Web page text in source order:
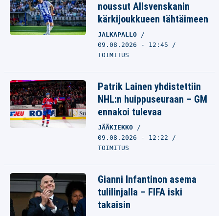
noussut Allsvenskanin
kärkijoukkueen tähtäimeen
JALKAPALLO
09.08.2026 - 12:45
TOIMITUS
Patrik Lainen yhdistettiin
NHL:n huippuseuraan – GM
ennakoi tulevaa
JÄÄKIEKKO
09.08.2026 - 12:22
TOIMITUS
Gianni Infantinon asema
tulilinjalla – FIFA iski
takaisin